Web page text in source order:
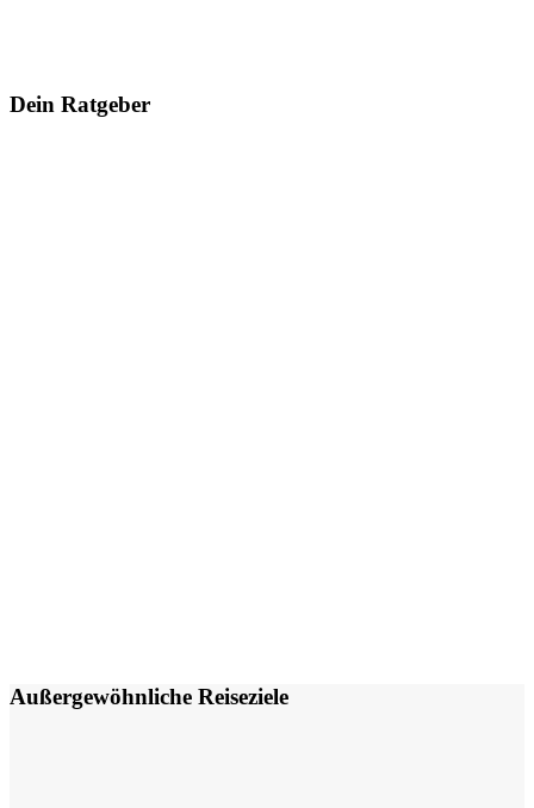
Dein Ratgeber
Außergewöhnliche Reiseziele